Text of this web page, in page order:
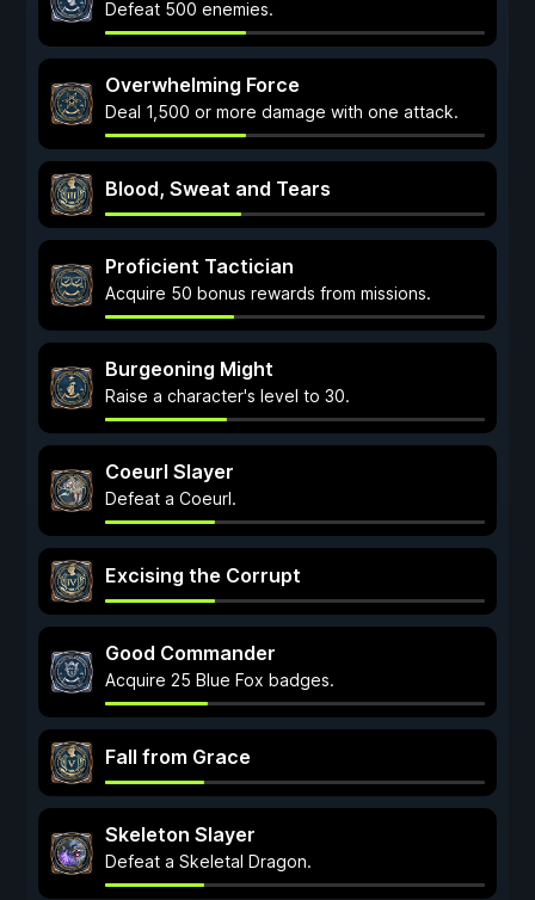
Defeat 500 enemies.
Overwhelming Force
Deal 1,500 or more damage with one attack.
Blood, Sweat and Tears
Proficient Tactician
Acquire 50 bonus rewards from missions.
Burgeoning Might
Raise a character's level to 30.
Coeurl Slayer
Defeat a Coeurl.
Excising the Corrupt
Good Commander
Acquire 25 Blue Fox badges.
Fall from Grace
Skeleton Slayer
Defeat a Skeletal Dragon.